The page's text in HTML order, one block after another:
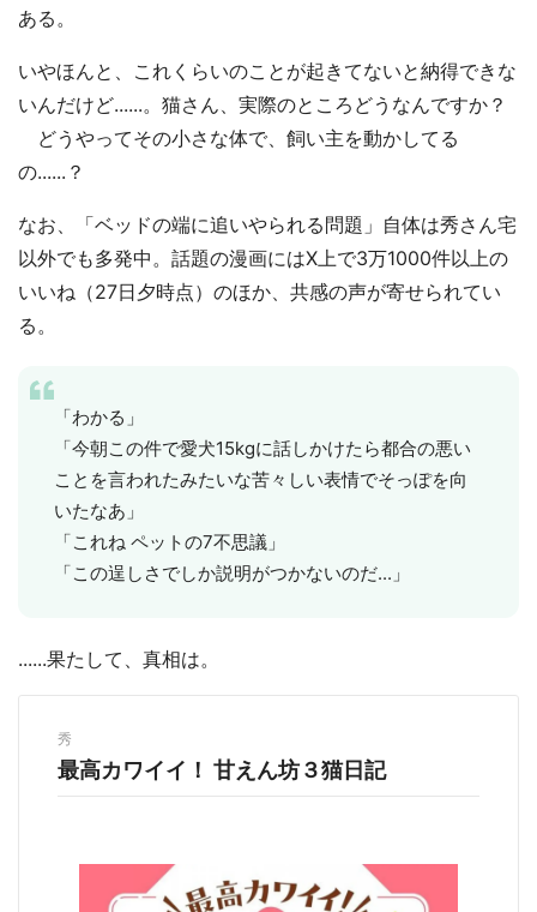
ある。
いやほんと、これくらいのことが起きてないと納得できな
いんだけど......。猫さん、実際のところどうなんですか？
どうやってその小さな体で、飼い主を動かしてる
の......？
なお、「ベッドの端に追いやられる問題」自体は秀さん宅
以外でも多発中。話題の漫画にはX上で3万1000件以上の
いいね（27日夕時点）のほか、共感の声が寄せられてい
る。
「わかる」
「今朝この件で愛犬15kgに話しかけたら都合の悪い
ことを言われたみたいな苦々しい表情でそっぽを向
いたなあ」
「これね ペットの7不思議」
「この逞しさでしか説明がつかないのだ...」
......果たして、真相は。
秀
最高カワイイ！ 甘えん坊３猫日記